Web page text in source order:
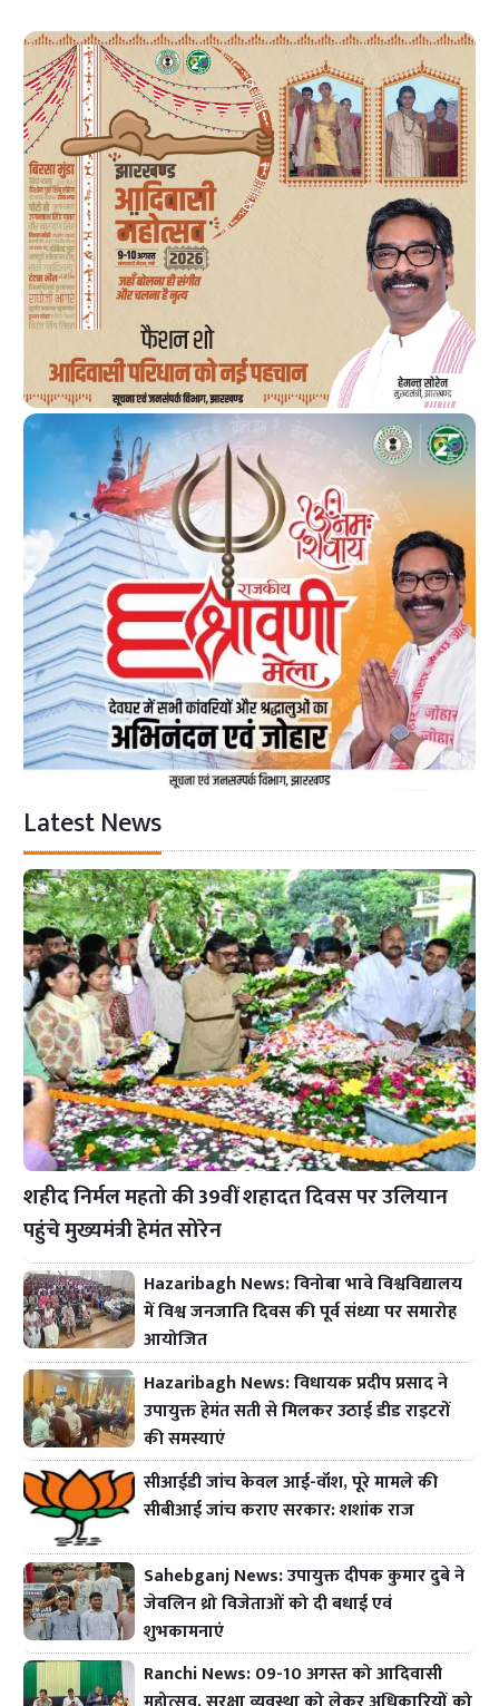
Latest News
शहीद निर्मल महतो की 39वीं शहादत दिवस पर उलियान
पहुंचे मुख्यमंत्री हेमंत सोरेन
Hazaribagh News: विनोबा भावे विश्वविद्यालय
में विश्व जनजाति दिवस की पूर्व संध्या पर समारोह
आयोजित
Hazaribagh News: विधायक प्रदीप प्रसाद ने
उपायुक्त हेमंत सती से मिलकर उठाई डीड राइटरों
की समस्याएं
सीआईडी जांच केवल आई-वॉश, पूरे मामले की
सीबीआई जांच कराए सरकार: शशांक राज
Sahebganj News: उपायुक्त दीपक कुमार दुबे ने
जेवलिन थ्रो विजेताओं को दी बधाई एवं
शुभकामनाएं
Ranchi News: 09-10 अगस्त को आदिवासी